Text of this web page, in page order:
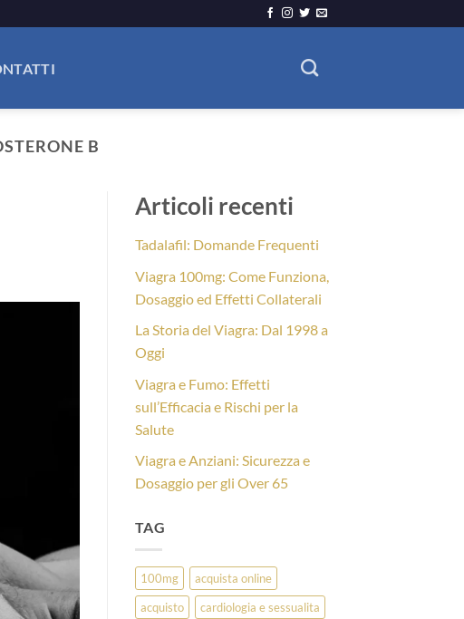
B
Articoli recenti
Tadalafil: Domande Frequenti
Viagra 100mg: Come Funziona,
Dosaggio ed Effetti Collaterali
La Storia del Viagra: Dal 1998 a
Oggi
Viagra e Fumo: Effetti
sull’Efficacia e Rischi per la
Salute
Viagra e Anziani: Sicurezza e
Dosaggio per gli Over 65
TAG
100mg
acquista online
acquisto
cardiologia e sessualita